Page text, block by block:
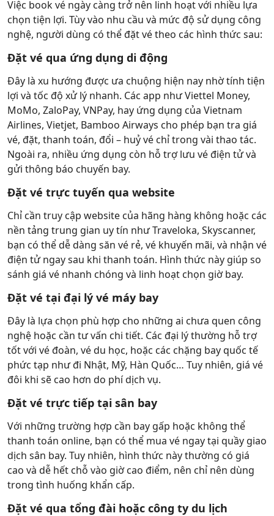
Việc book vé ngày càng trở nên linh hoạt với nhiều lựa
chọn tiện lợi. Tùy vào nhu cầu và mức độ sử dụng công
nghệ, người dùng có thể đặt vé theo các hình thức sau:
Đặt vé qua ứng dụng di động
Đây là xu hướng được ưa chuộng hiện nay nhờ tính tiện
lợi và tốc độ xử lý nhanh. Các app như Viettel Money,
MoMo, ZaloPay, VNPay, hay ứng dụng của Vietnam
Airlines, Vietjet, Bamboo Airways cho phép bạn tra giá
vé, đặt, thanh toán, đổi – huỷ vé chỉ trong vài thao tác.
Ngoài ra, nhiều ứng dụng còn hỗ trợ lưu vé điện tử và
gửi thông báo chuyến bay.
Đặt vé trực tuyến qua website
Chỉ cần truy cập website của hãng hàng không hoặc các
nền tảng trung gian uy tín như Traveloka, Skyscanner,
bạn có thể dễ dàng săn vé rẻ, vé khuyến mãi, và nhận vé
điện tử ngay sau khi thanh toán. Hình thức này giúp so
sánh giá vé nhanh chóng và linh hoạt chọn giờ bay.
Đặt vé tại đại lý vé máy bay
Đây là lựa chọn phù hợp cho những ai chưa quen công
nghệ hoặc cần tư vấn chi tiết. Các đại lý thường hỗ trợ
tốt với vé đoàn, vé du học, hoặc các chặng bay quốc tế
phức tạp như đi Nhật, Mỹ, Hàn Quốc… Tuy nhiên, giá vé
đôi khi sẽ cao hơn do phí dịch vụ.
Đặt vé trực tiếp tại sân bay
Với những trường hợp cần bay gấp hoặc không thể
thanh toán online, bạn có thể mua vé ngay tại quầy giao
dịch sân bay. Tuy nhiên, hình thức này thường có giá
cao và dễ hết chỗ vào giờ cao điểm, nên chỉ nên dùng
trong tình huống khẩn cấp.
Đặt vé qua tổng đài hoặc công ty du lịch